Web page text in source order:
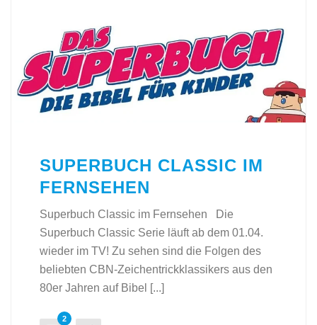
SUPERBUCH CLASSIC IM
FERNSEHEN
Superbuch Classic im Fernsehen Die
Superbuch Classic Serie läuft ab dem 01.04.
wieder im TV! Zu sehen sind die Folgen des
beliebten CBN-Zeichentrickklassikers aus den
80er Jahren auf Bibel [...]
2